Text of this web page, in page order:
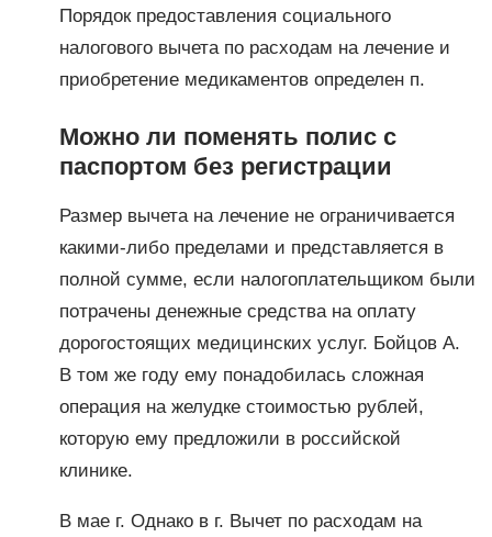
Порядок предоставления социального
налогового вычета по расходам на лечение и
приобретение медикаментов определен п.
Можно ли поменять полис с
паспортом без регистрации
Размер вычета на лечение не ограничивается
какими-либо пределами и представляется в
полной сумме, если налогоплательщиком были
потрачены денежные средства на оплату
дорогостоящих медицинских услуг. Бойцов А.
В том же году ему понадобилась сложная
операция на желудке стоимостью рублей,
которую ему предложили в российской
клинике.
В мае г. Однако в г. Вычет по расходам на